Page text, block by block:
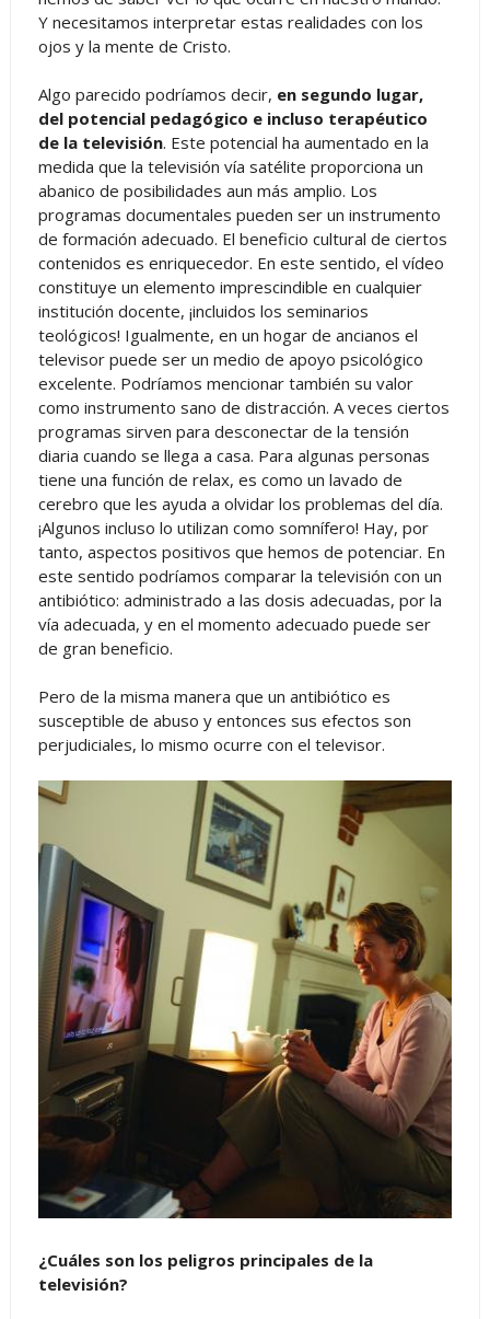
Y necesitamos interpretar estas realidades con los
ojos y la mente de Cristo.
Algo parecido podríamos decir, en segundo lugar,
del potencial pedagógico e incluso terapéutico
de la televisión. Este potencial ha aumentado en la
medida que la televisión vía satélite proporciona un
abanico de posibilidades aun más amplio. Los
programas documentales pueden ser un instrumento
de formación adecuado. El beneficio cultural de ciertos
contenidos es enriquecedor. En este sentido, el vídeo
constituye un elemento imprescindible en cualquier
institución docente, ¡incluidos los seminarios
teológicos! Igualmente, en un hogar de ancianos el
televisor puede ser un medio de apoyo psicológico
excelente. Podríamos mencionar también su valor
como instrumento sano de distracción. A veces ciertos
programas sirven para desconectar de la tensión
diaria cuando se llega a casa. Para algunas personas
tiene una función de relax, es como un lavado de
cerebro que les ayuda a olvidar los problemas del día.
¡Algunos incluso lo utilizan como somnífero! Hay, por
tanto, aspectos positivos que hemos de potenciar. En
este sentido podríamos comparar la televisión con un
antibiótico: administrado a las dosis adecuadas, por la
vía adecuada, y en el momento adecuado puede ser
de gran beneficio.
Pero de la misma manera que un antibiótico es
susceptible de abuso y entonces sus efectos son
perjudiciales, lo mismo ocurre con el televisor.
¿Cuáles son los peligros principales de la
televisión?